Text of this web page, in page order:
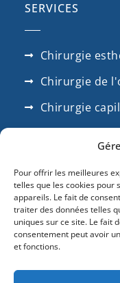
Pour offrir les meilleures
telles que les cookies pour
appareils. Le fait de
traiter des données telles
uniques sur ce site. Le fait
consentement peut avoir
et fonctions.
SERVICES
Chirurgie
Chirurgie de
Chirurgie
SUIVEZ NOUS